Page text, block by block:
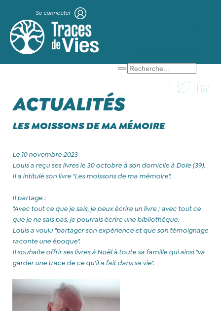
Se connecter
ACTUALITÉS
LES MOISSONS DE MA MÉMOIRE
Le 10 novembre 2023
Louis a reçu ses livres le 30 octobre à son domicile à Dole (39).
Il a intitulé son livre "Les moissons de ma mémoire".
Il partage :
"Avec tout ce que je sais, je peux écrire un livre ; avec tout ce
que je ne sais pas, je pourrais écrire une bibliothèque.
Louis a voulu "partager son expérience et que son témoignage
raconte une époque".
Ilsouhaite offrir ses livres à Noël à toute sa famille qui ainsi "va
garder une trace de ce qu'il a fait dans sa vie".